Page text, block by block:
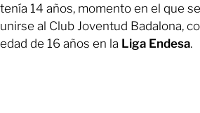
tenía 14 años, momento en el que
unirse al Club Joventud Badalona,
edad de 16 años en la Liga Endesa.